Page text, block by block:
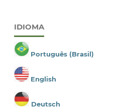
IDIOMA
Português (Brasil)
English
Deutsch